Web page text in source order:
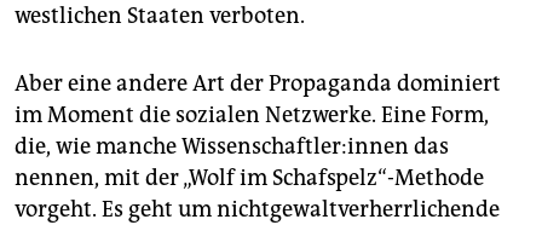
westlichen Staaten verboten.
Aber eine andere Art der Propaganda dominiert
im Moment die sozialen Netzwerke. Eine Form,
die, wie manche Wis­sen­schaft­le­r:in­nen das
nennen, mit der „Wolf im Schafspelz“-Methode
vorgeht. Es geht um nichtgewaltverherrlichende